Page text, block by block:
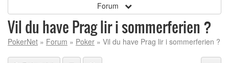
Forum
Vil du have Prag lir i sommerferien ?
PokerNet » Forum » Poker » Vil du have Prag lir i sommerferien ?